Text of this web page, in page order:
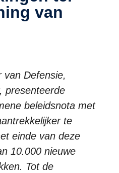
van
van Defensie,
presenteerde
beleidsnota met
te
einde van deze
10.000 nieuwe
Tot de